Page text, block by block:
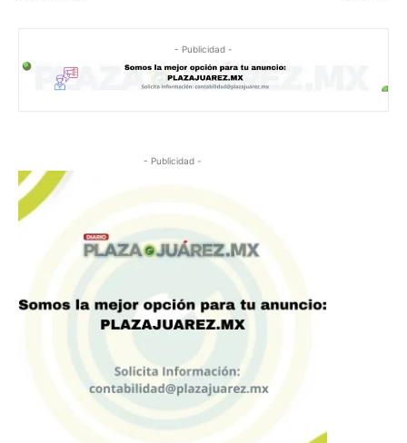
- Publicidad -
- Publicidad -